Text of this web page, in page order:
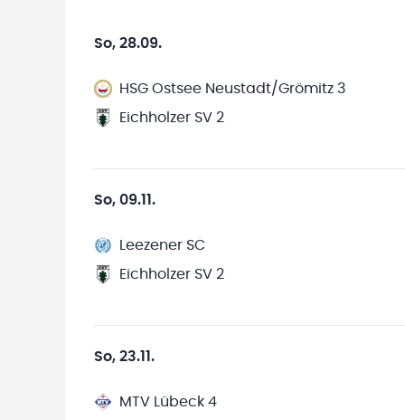
So, 28.09.
HSG Ostsee Neustadt/Grömitz 3
Eichholzer SV 2
So, 09.11.
Leezener SC
Eichholzer SV 2
So, 23.11.
MTV Lübeck 4